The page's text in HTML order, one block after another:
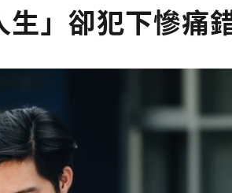
」卻犯下慘痛